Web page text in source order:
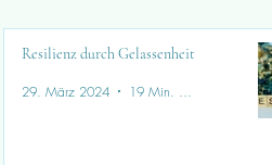
Resilienz durch Gelassenheit
29. März 2024 19 Min. Lesezeit